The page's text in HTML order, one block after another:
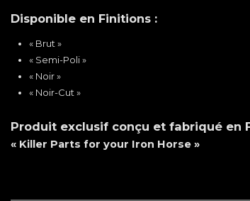
Disponible en Finitions :
« Brut »
« Semi-Poli »
« Noir »
« Noir-Cut »
Produit exclusif conçu et fabriqué en
« Killer Parts for your Iron Horse »